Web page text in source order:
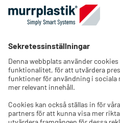
Järnväg & järnvägstransport
Livsmedelsindustrin
Förnybar energi
Företaget
Om oss
Kontakt